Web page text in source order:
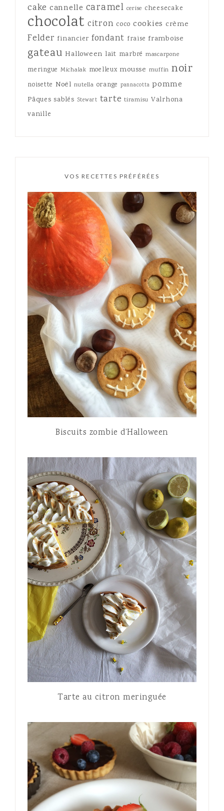
cake cannelle caramel cerise cheesecake
chocolat citron coco cookies crème
Felder financier fondant fraise framboise
gateau Halloween lait marbré mascarpone
meringue Michalak moelleux mousse muffin noir
noisette Noël nutella orange pannacotta pomme
Pâques sablés Stewart tarte tiramisu Valrhona
vanille
VOS RECETTES PRÉFÉRÉES
Biscuits zombie d’Halloween
Tarte au citron meringuée